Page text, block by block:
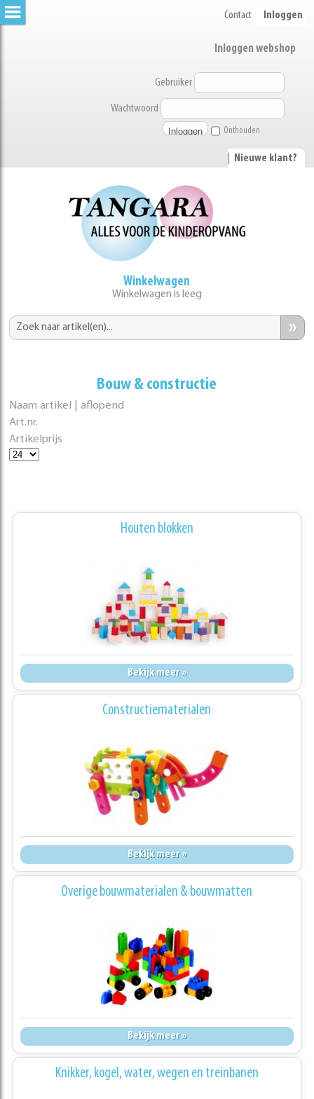
Contact Inloggen
Inloggen webshop
Gebruiker
Wachtwoord
Onthouden
Nieuwe klant?
Winkelwagen
Winkelwagen is leeg
»
Bouw & constructie
Naam artikel | aflopend
Art.nr.
Artikelprijs
Houten blokken
Bekijk meer »
Constructiematerialen
Bekijk meer »
Overige bouwmaterialen & bouwmatten
Bekijk meer »
Knikker, kogel, water, wegen en treinbanen